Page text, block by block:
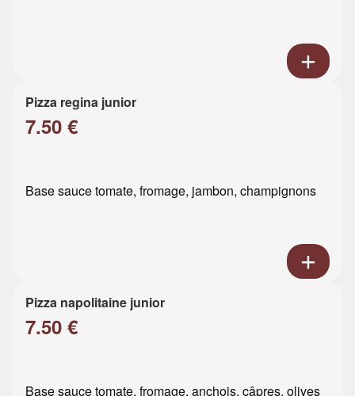
Pizza regina junior
7.50 €
Base sauce tomate, fromage, jambon, champignons
Pizza napolitaine junior
7.50 €
Base sauce tomate, fromage, anchois, câpres, olives